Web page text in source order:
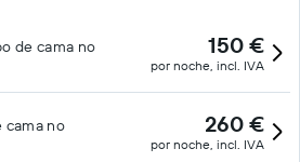
de cama no
150 €
por noche, incl. IVA
cama no
260 €
por noche, incl. IVA